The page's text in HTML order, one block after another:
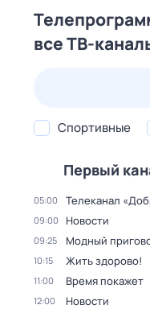
все ТВ-
Спортивные
Первый
05:00 Телеканал
09:00 Новости
09:25 Модный
10:15 Жить здорово!
11:00 Время покажет
12:00 Новости